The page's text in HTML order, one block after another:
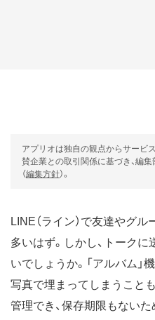
アプリオは独自の観点からサービ
賛企業との取引関係に基づき、編
（編集方針）。
LINE（ライン）で友達やグ
多いはず。しかし、トーク
いでしょうか。「アルバム」
写真で埋まってしまうこと
管理でき、保存期限もないた